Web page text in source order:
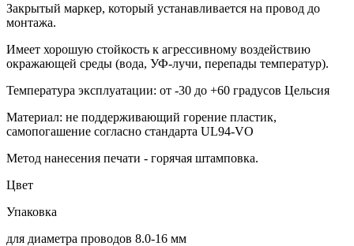
Закрытый маркер, который устанавливается на провод до
монтажа.
Имеет хорошую стойкость к агрессивному воздействию
окражающей среды (вода, УФ-лучи, перепады температур).
Температура эксплуатации: от -30 до +60 градусов Цельсия
Материал: не поддерживающий горение пластик,
самопогашение согласно стандарта UL94-VO
Метод нанесения печати - горячая штамповка.
Цвет
Упаковка
для диаметра проводов 8.0-16 мм